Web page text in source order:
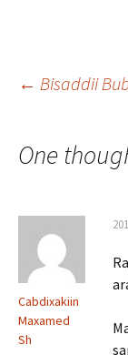
Post
← Bisaddii
One
Cabdixakiin
Maxamed
Sh